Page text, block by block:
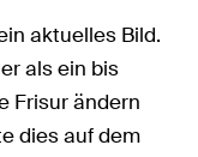
aktuelles Bild.
als ein bis
Frisur ändern
dies auf dem